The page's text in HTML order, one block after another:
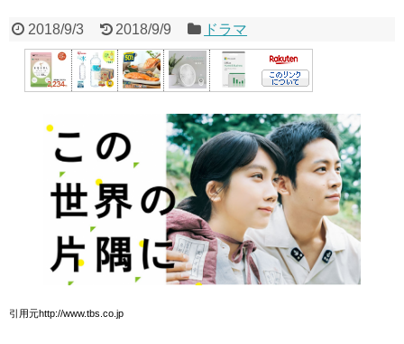
2018/9/3 2018/9/9 ドラマ
引用元http://www.tbs.co.jp